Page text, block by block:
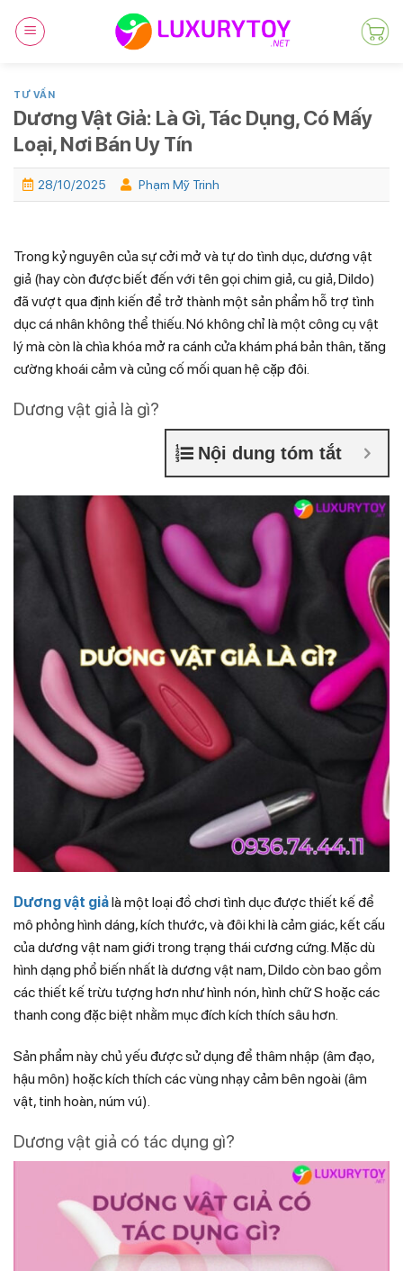
TƯ VẤN
Dương Vật Giả: Là Gì, Tác Dụng, Có Mấy
Loại, Nơi Bán Uy Tín
28/10/2025 Phạm Mỹ Trinh
Trong kỷ nguyên của sự cởi mở và tự do tình dục, dương vật
giả (hay còn được biết đến với tên gọi chim giả, cu giả, Dildo)
đã vượt qua định kiến để trở thành một sản phẩm hỗ trợ tình
dục cá nhân không thể thiếu. Nó không chỉ là một công cụ vật
lý mà còn là chìa khóa mở ra cánh cửa khám phá bản thân, tăng
cường khoái cảm và củng cố mối quan hệ cặp đôi.
Dương vật giả là gì?
Nội dung tóm tắt
Dương vật giảlà một loại đồ chơi tình dục được thiết kế để
mô phỏng hình dáng, kích thước, và đôi khi là cảm giác, kết cấu
của dương vật nam giới trong trạng thái cương cứng. Mặc dù
hình dạng phổ biến nhất là dương vật nam, Dildo còn bao gồm
các thiết kế trừu tượng hơn như hình nón, hình chữ S hoặc các
thanh cong đặc biệt nhằm mục đích kích thích sâu hơn.
Sản phẩm này chủ yếu được sử dụng để thâm nhập (âm đạo,
hậu môn) hoặc kích thích các vùng nhạy cảm bên ngoài (âm
vật, tinh hoàn, núm vú).
Dương vật giả có tác dụng gì?